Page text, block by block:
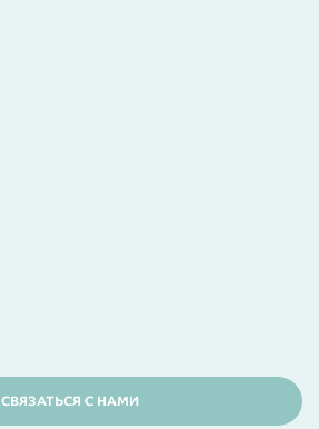
СВЯЗАТЬСЯ С НАМИ